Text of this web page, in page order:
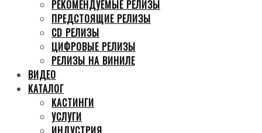
РЕКОМЕНДУЕМЫЕ РЕЛИЗЫ
ПРЕДСТОЯЩИЕ РЕЛИЗЫ
CD РЕЛИЗЫ
ЦИФРОВЫЕ РЕЛИЗЫ
РЕЛИЗЫ НА ВИНИЛЕ
ВИДЕО
КАТАЛОГ
КАСТИНГИ
УСЛУГИ